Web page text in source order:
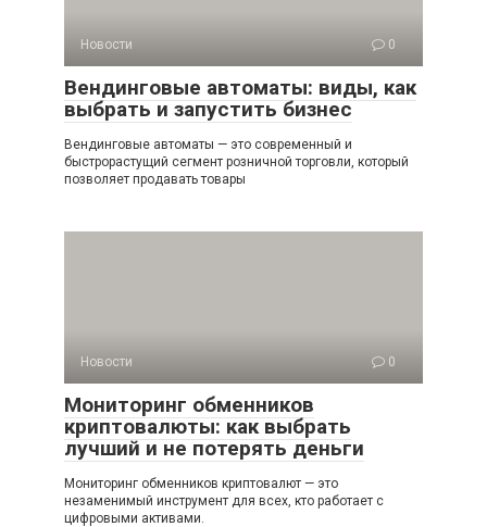
Новости 0
Вендинговые автоматы: виды, как
выбрать и запустить бизнес
Вендинговые автоматы — это современный и
быстрорастущий сегмент розничной торговли, который
позволяет продавать товары
Новости 0
Мониторинг обменников
криптовалюты: как выбрать
лучший и не потерять деньги
Мониторинг обменников криптовалют — это
незаменимый инструмент для всех, кто работает с
цифровыми активами.